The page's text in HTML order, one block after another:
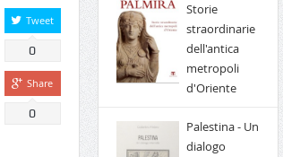
Tweet
0
Share
0
Storie
straordinarie
dell'antica
metropoli
d'Oriente
Palestina - Un
dialogo